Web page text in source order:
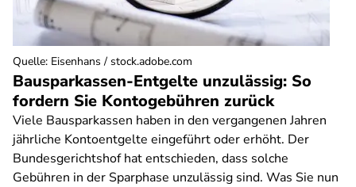
Bausparkassen-Entgelte unzulässig: So
fordern Sie Kontogebühren zurück
Viele Bausparkassen haben in den vergangenen Jahren
jährliche Kontoentgelte eingeführt oder erhöht. Der
Bundesgerichtshof hat entschieden, dass solche
Gebühren in der Sparphase unzulässig sind. Was Sie nun
Quelle: Eisenhans / stock.adobe.com